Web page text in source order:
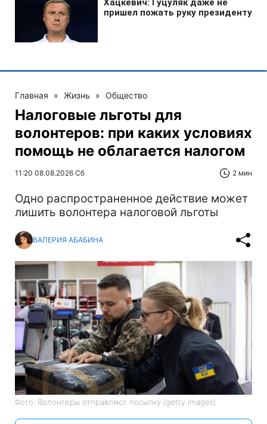
Главная » Жизнь » Общество
Налоговые льготы для
волонтеров: при каких условиях
помощь не облагается налогом
11:20 08.08.2026 Сб 2 мин
Одно распространенное действие может
лишить волонтера налоговой льготы
ВАЛЕРИЯ АБАБИНА
Фото: Волонтеры отправляют посылку (getty images)